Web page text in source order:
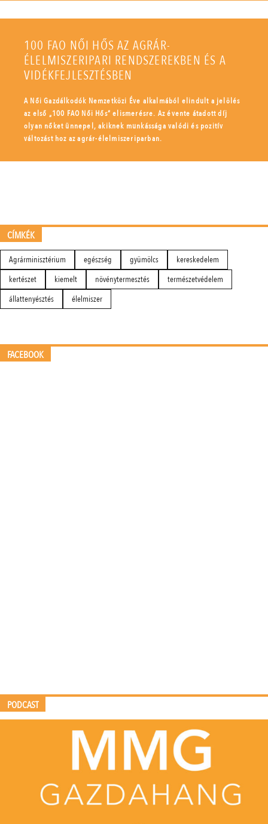
100 FAO NŐI HŐS AZ AGRÁR-
ÉLELMISZERIPARI RENDSZEREKBEN ÉS A
VIDÉKFEJLESZTÉSBEN
A Női Gazdálkodók Nemzetközi Éve alkalmából elindult a jelölés
az első „100 FAO Női Hős” elismerésre. Az évente átadott díj
olyan nőket ünnepel, akiknek munkássága valódi és pozitív
változást hoz az agrár-élelmiszeriparban.
CÍMKÉK
Agrárminisztérium egészség gyümölcs
kereskedelem
kertészet
kiemelt növénytermesztés
természetvédelem
állattenyésztés
élelmiszer
FACEBOOK
PODCAST